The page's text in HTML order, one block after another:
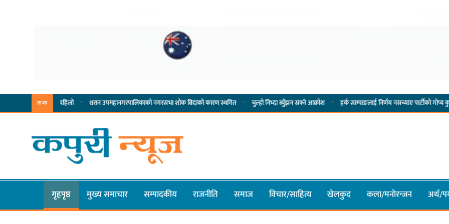
ताजा
पहिलो · धरान उपमहानगरपालिकाको नगरसभा शोक बिदाको कारण स्थगित · चुल्हो निभ्दा ब्युँझन सक्ने आक्रोश · हर्क साम्पाङलाई निर्णय नसच्याए पार्टीको गोप्य कुरा सार्वजनिक
गृहपृष्ठ मुख्य समाचार सम्पादकीय राजनीति समाज विचार/साहित्य खेलकुद कला/मनाेरन्जन अर्थ/